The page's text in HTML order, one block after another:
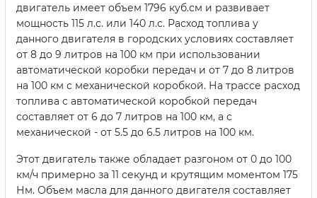
двигатель имеет объем 1796 куб.см и развивает
мощность 115 л.с. или 140 л.с. Расход топлива у
данного двигателя в городских условиях составляет
от 8 до 9 литров на 100 км при использовании
автоматической коробки передач и от 7 до 8 литров
на 100 км с механической коробкой. На трассе расход
топлива с автоматической коробкой передач
составляет от 6 до 7 литров на 100 км, а с
механической - от 5.5 до 6.5 литров на 100 км.
Этот двигатель также обладает разгоном от 0 до 100
км/ч примерно за 11 секунд и крутящим моментом 175
Нм. Объем масла для данного двигателя составляет